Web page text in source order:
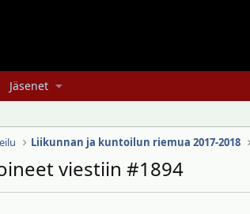
Jäsenet
Liikunnan ja kuntoilun riemua 2017-2018
viestiin #1894